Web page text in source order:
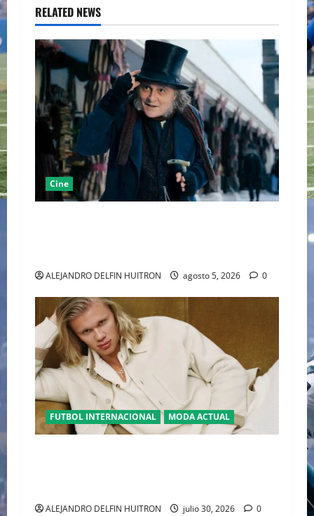
RELATED NEWS
Cine
ALEJANDRO DELFIN HUITRON agosto 5, 2026 0
FUTBOL INTERNACIONAL MODA ACTUAL
ALEJANDRO DELFIN HUITRON julio 30, 2026 0